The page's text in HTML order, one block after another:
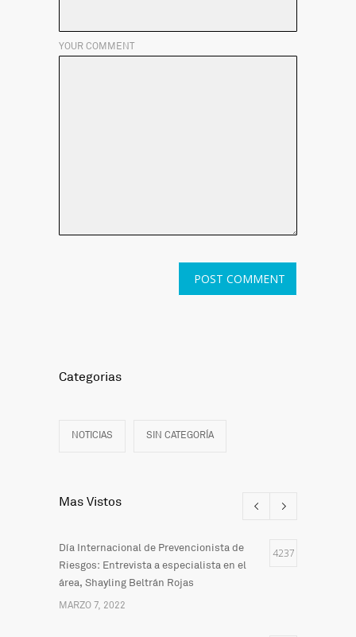
YOUR COMMENT
Categorias
NOTICIAS SIN CATEGORÍA
Mas Vistos
Día Internacional de Prevencionista de
Riesgos: Entrevista a especialista en el
área, Shayling Beltrán Rojas
4237
MARZO 7, 2022